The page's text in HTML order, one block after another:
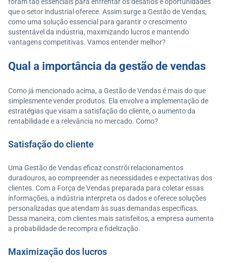
que o setor industrial oferece. Assim surge a Gestão de Vendas,
como uma solução essencial para garantir o crescimento
sustentável da indústria, maximizando lucros e mantendo
vantagens competitivas. Vamos entender melhor?
Qual a importância da gestão de vendas
Como já mencionado acima, a Gestão de Vendas é mais do que
simplesmente vender produtos. Ela envolve a implementação de
estratégias que visam a satisfação do cliente, o aumento da
rentabilidade e a relevância no mercado. Como?
Satisfação do cliente
Uma Gestão de Vendas eficaz constrói relacionamentos
duradouros, ao compreender as necessidades e expectativas dos
clientes. Com a Força de Vendas preparada para coletar essas
informações, a indústria interpreta os dados e oferece soluções
personalizadas que atendam às suas demandas específicas.
Dessa maneira, com clientes mais satisfeitos, a empresa aumenta
a probabilidade de recompra e fidelização.
Maximização dos lucros